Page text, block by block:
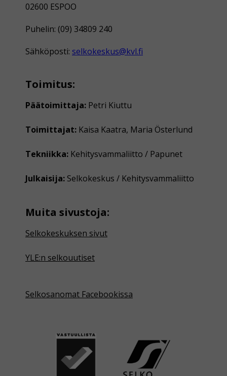
02600 ESPOO
Puhelin: (09) 34809 240
Sähköposti: selkokeskus@kvl.fi
Toimitus:
Päätoimittaja: Petri Kiuttu
Toimittajat: Kaisa Kaatra, Maria Österlund
Tekniikka: Kehitysvammaliitto / Papunet
Julkaisija: Selkokeskus / Kehitysvammaliitto
Muita sivustoja:
Selkokeskuksen sivut
YLE:n selkouutiset
Selkosanomat Facebookissa